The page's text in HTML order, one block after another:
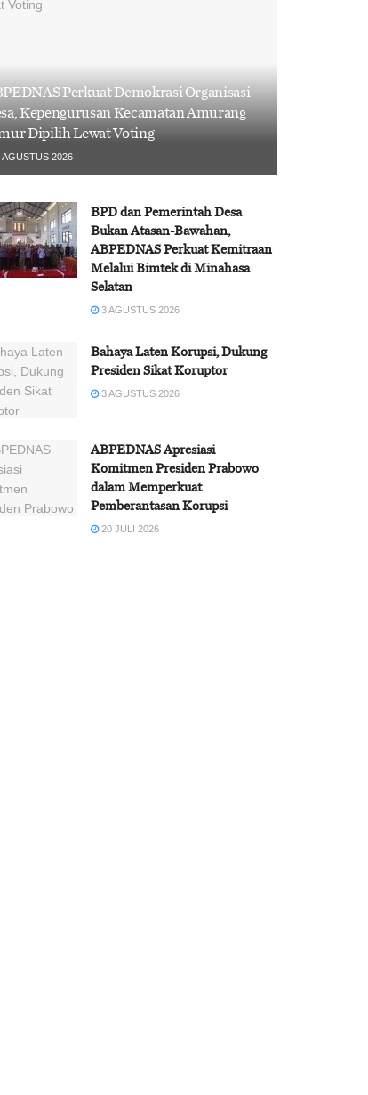
Perkuat Demokrasi Organisasi
Kepengurusan Kecamatan Amurang
Dipilih Lewat Voting
2026
BPD dan Pemerintah Desa
Bukan Atasan-Bawahan,
ABPEDNAS Perkuat Kemitraan
Melalui Bimtek di Minahasa
Selatan
3 AGUSTUS 2026
Bahaya Laten Korupsi, Dukung
Presiden Sikat Koruptor
3 AGUSTUS 2026
ABPEDNAS Apresiasi
Komitmen Presiden Prabowo
dalam Memperkuat
Pemberantasan Korupsi
20 JULI 2026